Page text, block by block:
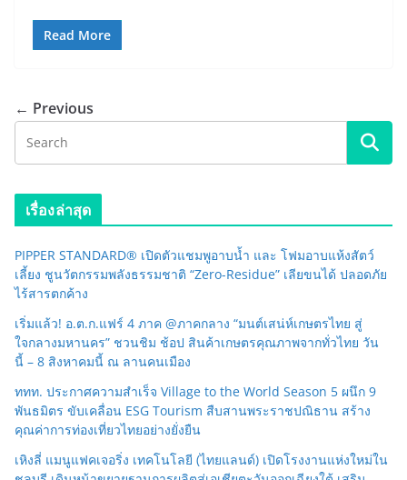
Read More
← Previous
เรื่องล่าสุด
PIPPER STANDARD® เปิดตัวแชมพูอาบน้ำ และ โฟมอาบแห้งสัตว์
เลี้ยง ชูนวัตกรรมพลังธรรมชาติ “Zero-Residue” เลียขนได้ ปลอดภัย
ไร้สารตกค้าง
เริ่มแล้ว! อ.ต.ก.แฟร์ 4 ภาค @ภาคกลาง “มนต์เสน่ห์เกษตรไทย สู่
ใจกลางมหานคร” ชวนชิม ช้อป สินค้าเกษตรคุณภาพจากทั่วไทย วัน
นี้ – 8 สิงหาคมนี้ ณ ลานคนเมือง
ททท. ประกาศความสำเร็จ Village to the World Season 5 ผนึก 9
พันธมิตร ขับเคลื่อน ESG Tourism สืบสานพระราชปณิธาน สร้าง
คุณค่าการท่องเที่ยวไทยอย่างยั่งยืน
เหิงลี่ แมนูแฟคเจอริ่ง เทคโนโลยี (ไทยแลนด์) เปิดโรงงานแห่งใหม่ใน